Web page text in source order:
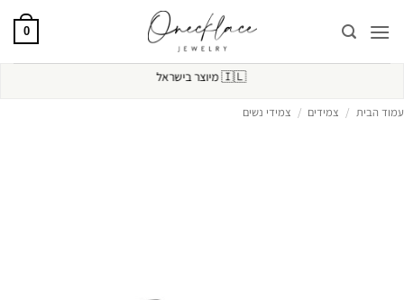
0
🇮🇱מיוצר בישראל
עמוד הבית / צמידים / צמידי נשים